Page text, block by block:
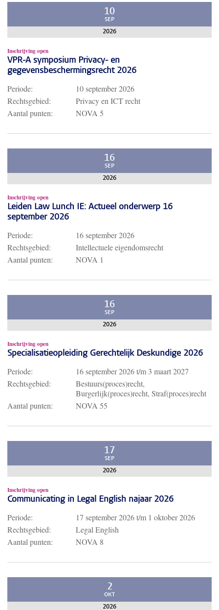
10
SEP
2026
Inschrijving open
VPR-A symposium Privacy- en
gegevensbeschermingsrecht 2026
Periode:
10 september 2026
Rechtsgebied:
Privacy en ICT recht
Aantal punten:
NOVA 5
16
SEP
2026
Inschrijving open
Leiden Law Lunch IE: Actueel onderwerp 16
september 2026
Periode:
16 september 2026
Rechtsgebied:
Intellectuele eigendomsrecht
Aantal punten:
NOVA 1
16
SEP
2026
Inschrijving open
Specialisatieopleiding Gerechtelijk Deskundige 2026
Periode: 16 september 2026t/m 3 maart 2027
Rechtsgebied:
Bestuurs(proces)recht,
Burgerlijk(proces)recht, Straf(proces)recht
Aantal punten:
NOVA 55
17
SEP
2026
Inschrijving open
Communicating in Legal English najaar 2026
Periode: 17 september 2026t/m 1 oktober 2026
Rechtsgebied:
Legal English
Aantal punten:
NOVA 8
2
OKT
2026